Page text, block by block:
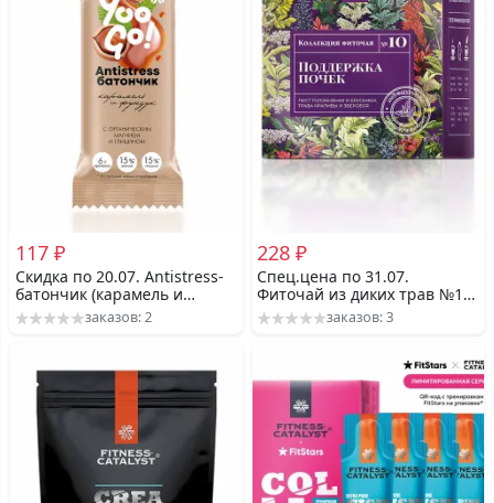
117 ₽
Скидка по 20.07. Antistress-
батончик (карамель и
фундук) 25гр. - Yoo Gо
заказов: 2
228 ₽
Спец.цена по 31.07.
Фиточай из диких трав №10
(Поддержка почек) 30
пакетиков
заказов: 3